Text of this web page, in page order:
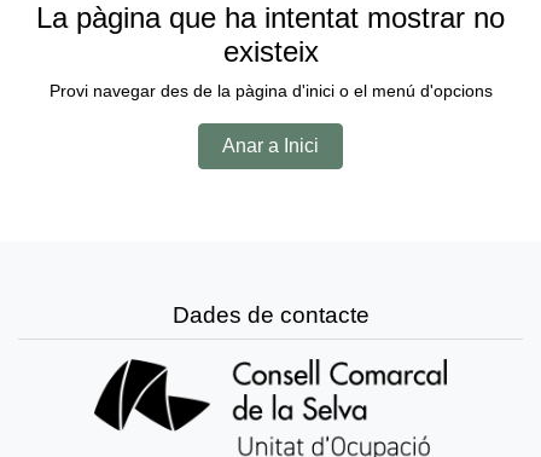
La pàgina que ha intentat mostrar no
existeix
Provi navegar des de la pàgina d'inici o el menú d'opcions
Anar a Inici
Dades de contacte